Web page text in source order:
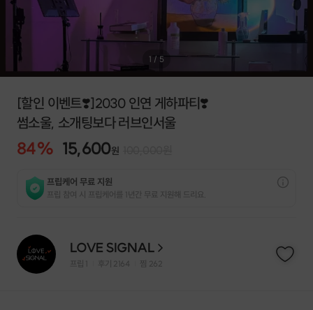
1 / 5
[할인 이벤트❣️]2030 인연 게하파티❣️
썸소울, 소개팅보다 러브인서울
84% 15,600원
프립케어 무료 지원
프립 참여 시 프립케어를 1년간 무료 지원해 드리요.
LOVE SIGNAL
프립 후기 2164 찜 262